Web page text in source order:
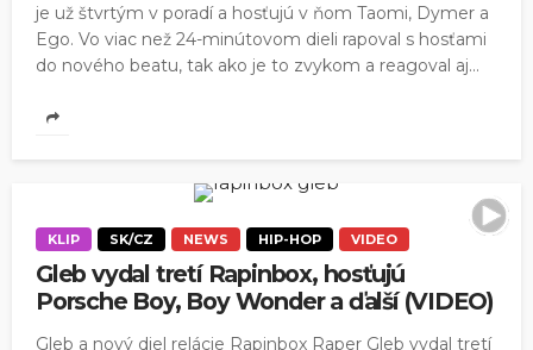
je už štvrtým v poradí a hosťujú v ňom Taomi, Dymer a
Ego. Vo viac než 24-minútovom dieli rapoval s hosťami
do nového beatu, tak ako je to zvykom a reagoval aj...
KLIP SK/CZ NEWS HIP-HOP VIDEO
Gleb vydal tretí Rapinbox, hosťujú
Porsche Boy, Boy Wonder a ďalší (VIDEO)
Gleb a nový diel relácie Rapinbox Raper Gleb vydal tretí